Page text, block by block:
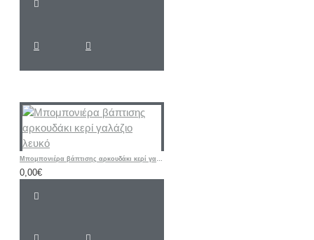
Mπομπονιέρα βάπτισης αρκουδάκι κερί γαλάζιο λευκό
0,00€